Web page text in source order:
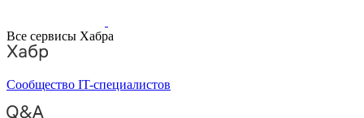
Все сервисы Хабра
Сообщество IT-специалистов